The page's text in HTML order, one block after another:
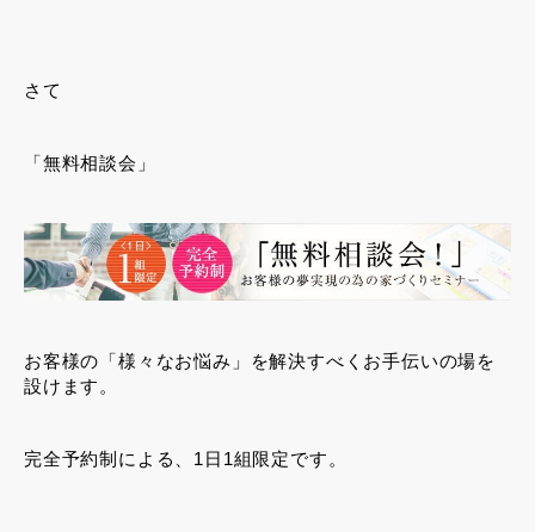
さて
「無料相談会」
お客様の「様々なお悩み」を解決すべくお手伝いの場を
設けます。
完全予約制による、1日1組限定です。